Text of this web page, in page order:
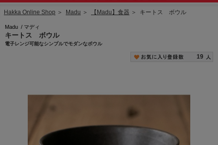
Hakka Online Shop ＞ Madu ＞ 【Madu】食器 ＞ キートス ボウル
Madu / マディ
キートス ボウル
電子レンジ可能なシンプルでモダンなボウル
19